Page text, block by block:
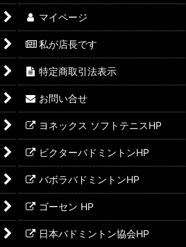
マイページ
私が店長です
特定商取引法表示
お問い合せ
ヨネックス ソフトテニスHP
ビクターバドミントンHP
バボラバドミントンHP
ゴーセン HP
日本バドミントン協会HP